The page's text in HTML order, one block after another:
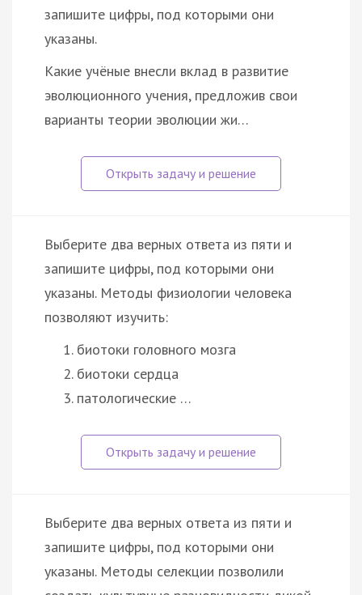
запишите цифры, под которыми они
указаны.
Какие учёные внесли вклад в развитие
эволюционного учения, предложив свои
варианты теории эволюции жи…
Выберите два верных ответа из пяти и
запишите цифры, под которыми они
указаны. Методы физиологии человека
позволяют изучить:
биотоки головного мозга
биотоки сердца
патологические …
Выберите два верных ответа из пяти и
запишите цифры, под которыми они
указаны. Методы селекции позволили